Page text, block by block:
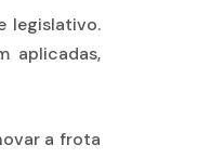
legislativo.
aplicadas,
a frota